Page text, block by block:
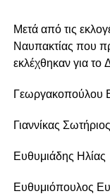
Μετά από τις
Ναυπακτίας που
εκλέχθηκαν για το
Γεωργακοπούλου
Γιαννίκας Σωτήριος
Ευθυμιάδης Ηλίας
Ευθυμιόπουλος